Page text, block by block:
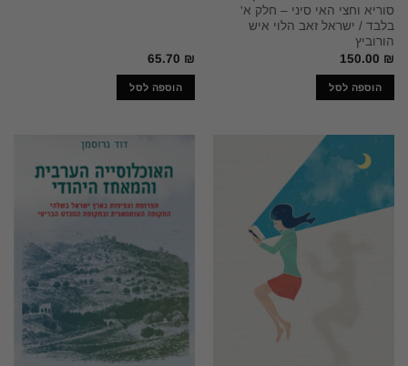
סוריא וחצי האי סיני – חלק א'
בלבד / ישראל זאב הלוי איש
הורוביץ
150.00 ₪
הוספה לסל
65.70 ₪
הוספה לסל